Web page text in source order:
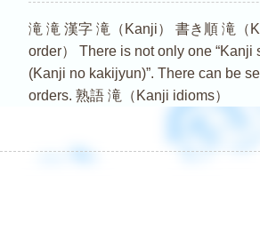
滝 滝 漢字 滝（Kanji） 書き順 滝（
order） There is not only one “Kanji
(Kanji no kakijyun)”. There can be
orders. 熟語 滝（Kanji idioms）